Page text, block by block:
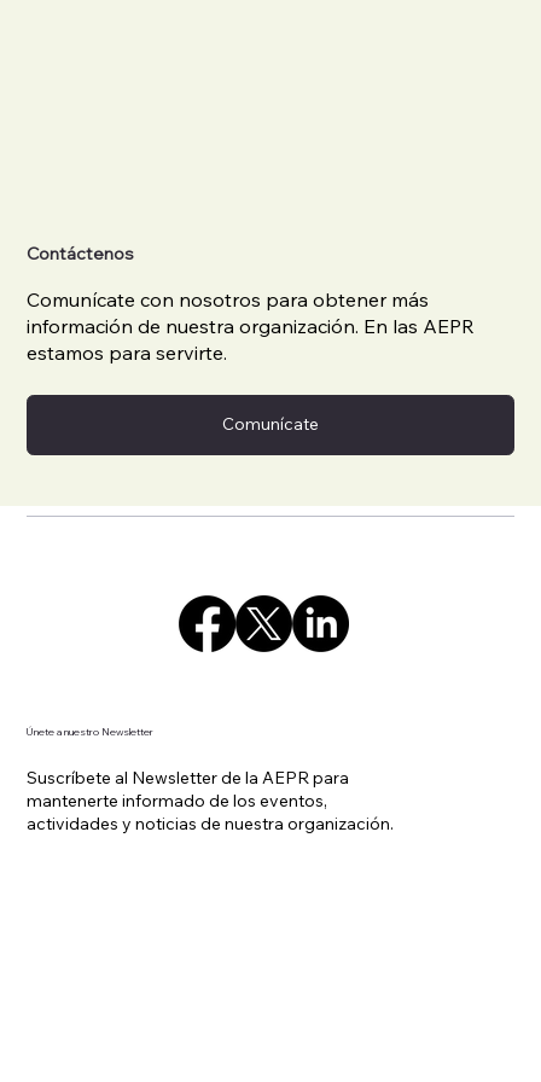
Contáctenos
Comunícate con nosotros para obtener más
información de nuestra organización. En las AEPR
estamos para servirte.
Comunícate
Únete a nuestro Newsletter
Suscríbete al Newsletter de la AEPR para
mantenerte informado de los eventos,
actividades y noticias de nuestra organización.